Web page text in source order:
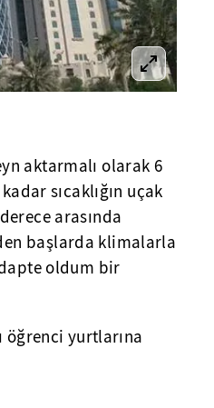
aktarmalı olarak 6
sıcaklığın uçak
arasında
başlarda klimalarla
oldum bir
öğrenci yurtlarına